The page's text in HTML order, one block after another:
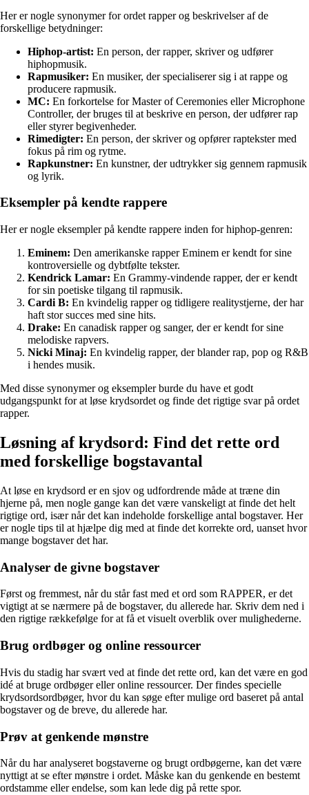
Her er nogle synonymer for ordet rapper og beskrivelser af de
forskellige betydninger:
Hiphop-artist: En person, der rapper, skriver og udfører
hiphopmusik.
Rapmusiker: En musiker, der specialiserer sig i at rappe og
producere rapmusik.
MC: En forkortelse for Master of Ceremonies eller Microphone
Controller, der bruges til at beskrive en person, der udfører rap
eller styrer begivenheder.
Rimedigter: En person, der skriver og opfører raptekster med
fokus på rim og rytme.
Rapkunstner: En kunstner, der udtrykker sig gennem rapmusik
og lyrik.
Eksempler på kendte rappere
Her er nogle eksempler på kendte rappere inden for hiphop-genren:
Eminem: Den amerikanske rapper Eminem er kendt for sine
kontroversielle og dybtfølte tekster.
Kendrick Lamar: En Grammy-vindende rapper, der er kendt
for sin poetiske tilgang til rapmusik.
Cardi B: En kvindelig rapper og tidligere realitystjerne, der har
haft stor succes med sine hits.
Drake: En canadisk rapper og sanger, der er kendt for sine
melodiske rapvers.
Nicki Minaj: En kvindelig rapper, der blander rap, pop og R&B
i hendes musik.
Med disse synonymer og eksempler burde du have et godt
udgangspunkt for at løse krydsordet og finde det rigtige svar på ordet
rapper.
Løsning af krydsord: Find det rette ord
med forskellige bogstavantal
At løse en krydsord er en sjov og udfordrende måde at træne din
hjerne på, men nogle gange kan det være vanskeligt at finde det helt
rigtige ord, især når det kan indeholde forskellige antal bogstaver. Her
er nogle tips til at hjælpe dig med at finde det korrekte ord, uanset hvor
mange bogstaver det har.
Analyser de givne bogstaver
Først og fremmest, når du står fast med et ord som RAPPER, er det
vigtigt at se nærmere på de bogstaver, du allerede har. Skriv dem ned i
den rigtige rækkefølge for at få et visuelt overblik over mulighederne.
Brug ordbøger og online ressourcer
Hvis du stadig har svært ved at finde det rette ord, kan det være en god
idé at bruge ordbøger eller online ressourcer. Der findes specielle
krydsordsordbøger, hvor du kan søge efter mulige ord baseret på antal
bogstaver og de breve, du allerede har.
Prøv at genkende mønstre
Når du har analyseret bogstaverne og brugt ordbøgerne, kan det være
nyttigt at se efter mønstre i ordet. Måske kan du genkende en bestemt
ordstamme eller endelse, som kan lede dig på rette spor.